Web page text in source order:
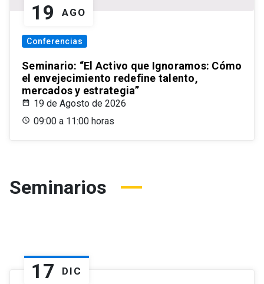
19 AGO
Conferencias
Seminario: “El Activo que Ignoramos: Cómo
el envejecimiento redefine talento,
mercados y estrategia”
19 de Agosto de 2026
09:00 a 11:00 horas
Seminarios
17 DIC